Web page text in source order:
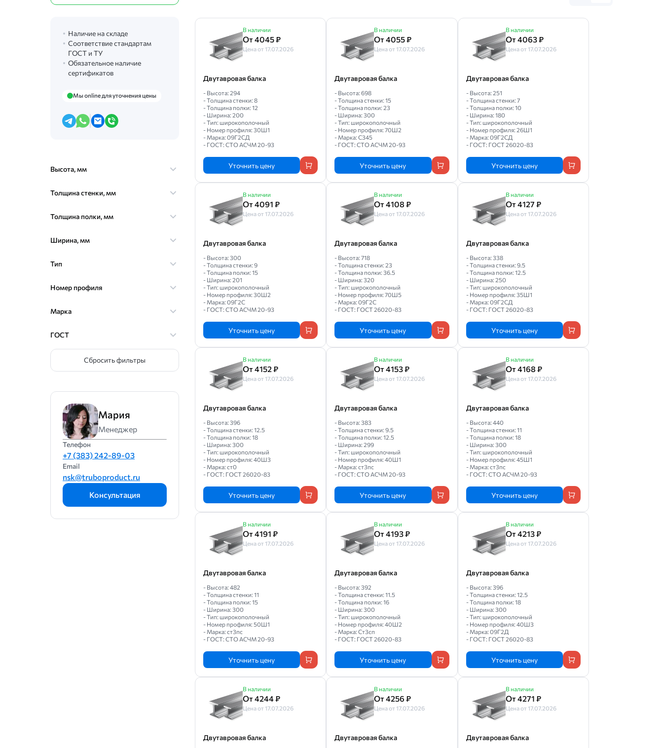
Наличие на складе
Соответствие стандартам
ГОСТ и ТУ
Обязательное наличие
сертификатов
Мы online для уточнения цены
Высота, мм
Толщина стенки, мм
Толщина полки, мм
Ширина, мм
Тип
Номер профиля
Марка
ГОСТ
Сбросить фильтры
Мария
Менеджер
Телефон
+7 (383) 242-89-03
Email
nsk@truboproduct.ru
Консультация
В наличии
От 4045 ₽
Цена от 17.07.2026
Двутавровая балка
- Высота: 294
- Толщина стенки: 8
- Толщина полки: 12
- Ширина: 200
- Тип: широкополочный
- Номер профиля: 30Ш1
- Марка: 09Г2СД
- ГОСТ: СТО АСЧМ 20-93
Уточнить цену
В наличии
От 4055 ₽
Цена от 17.07.2026
Двутавровая балка
- Высота: 698
- Толщина стенки: 15
- Толщина полки: 23
- Ширина: 300
- Тип: широкополочный
- Номер профиля: 70Ш2
- Марка: С345
- ГОСТ: СТО АСЧМ 20-93
Уточнить цену
В наличии
От 4063 ₽
Цена от 17.07.2026
Двутавровая балка
- Высота: 251
- Толщина стенки: 7
- Толщина полки: 10
- Ширина: 180
- Тип: широкополочный
- Номер профиля: 26Ш1
- Марка: 09Г2СД
- ГОСТ: ГОСТ 26020-83
Уточнить цену
В наличии
От 4091 ₽
Цена от 17.07.2026
Двутавровая балка
- Высота: 300
- Толщина стенки: 9
- Толщина полки: 15
- Ширина: 201
- Тип: широкополочный
- Номер профиля: 30Ш2
- Марка: 09Г2С
- ГОСТ: СТО АСЧМ 20-93
Уточнить цену
В наличии
От 4108 ₽
Цена от 17.07.2026
Двутавровая балка
- Высота: 718
- Толщина стенки: 23
- Толщина полки: 36.5
- Ширина: 320
- Тип: широкополочный
- Номер профиля: 70Ш5
- Марка: 09Г2С
- ГОСТ: ГОСТ 26020-83
Уточнить цену
В наличии
От 4127 ₽
Цена от 17.07.2026
Двутавровая балка
- Высота: 338
- Толщина стенки: 9.5
- Толщина полки: 12.5
- Ширина: 250
- Тип: широкополочный
- Номер профиля: 35Ш1
- Марка: 09Г2СД
- ГОСТ: ГОСТ 26020-83
Уточнить цену
В наличии
От 4152 ₽
Цена от 17.07.2026
Двутавровая балка
- Высота: 396
- Толщина стенки: 12.5
- Толщина полки: 18
- Ширина: 300
- Тип: широкополочный
- Номер профиля: 40Ш3
- Марка: ст0
- ГОСТ: ГОСТ 26020-83
Уточнить цену
В наличии
От 4153 ₽
Цена от 17.07.2026
Двутавровая балка
- Высота: 383
- Толщина стенки: 9.5
- Толщина полки: 12.5
- Ширина: 299
- Тип: широкополочный
- Номер профиля: 40Ш1
- Марка: ст3пс
- ГОСТ: СТО АСЧМ 20-93
Уточнить цену
В наличии
От 4168 ₽
Цена от 17.07.2026
Двутавровая балка
- Высота: 440
- Толщина стенки: 11
- Толщина полки: 18
- Ширина: 300
- Тип: широкополочный
- Номер профиля: 45Ш1
- Марка: ст3пс
- ГОСТ: СТО АСЧМ 20-93
Уточнить цену
В наличии
От 4191 ₽
Цена от 17.07.2026
Двутавровая балка
- Высота: 482
- Толщина стенки: 11
- Толщина полки: 15
- Ширина: 300
- Тип: широкополочный
- Номер профиля: 50Ш1
- Марка: ст3пс
- ГОСТ: СТО АСЧМ 20-93
Уточнить цену
В наличии
От 4193 ₽
Цена от 17.07.2026
Двутавровая балка
- Высота: 392
- Толщина стенки: 11.5
- Толщина полки: 16
- Ширина: 300
- Тип: широкополочный
- Номер профиля: 40Ш2
- Марка: Ст3сп
- ГОСТ: ГОСТ 26020-83
Уточнить цену
В наличии
От 4213 ₽
Цена от 17.07.2026
Двутавровая балка
- Высота: 396
- Толщина стенки: 12.5
- Толщина полки: 18
- Ширина: 300
- Тип: широкополочный
- Номер профиля: 40Ш3
- Марка: 09Г2Д
- ГОСТ: ГОСТ 26020-83
Уточнить цену
В наличии
От 4244 ₽
Цена от 17.07.2026
Двутавровая балка
В наличии
От 4256 ₽
Цена от 17.07.2026
Двутавровая балка
В наличии
От 4271 ₽
Цена от 17.07.2026
Двутавровая балка